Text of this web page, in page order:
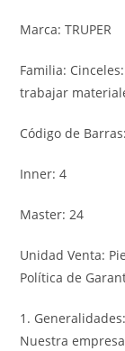
Marca: TRUPER
Familia:
trabajar
Código de
Inner: 4
Master: 24
Unidad Venta:
Política de
1. Generalidades:
Nuestra